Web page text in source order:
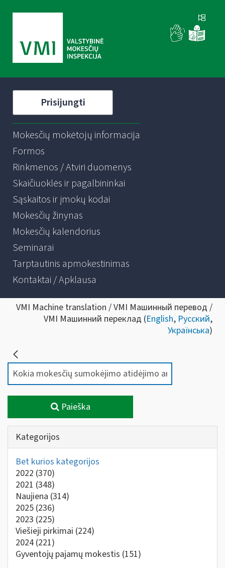
Prisijungti
Mokesčių mokėtojų informacija
Formos
Rinkmenos / Atviri duomenys
Skaičiuoklės ir pagalbininkai
Sąskaitos ir įmokų kodai
Mokesčių žinynas
Mokesčių kalendorius
Seminarai
Tarptautinis apmokestinimas
Kontaktai / Apklausa
VMI Machine translation / VMI Машинный перевод /
VMI Машинний переклад (English, Русский,
Українська)
Paieška
Kategorijos
Bet kurios kategorijos
2022 (370)
2021 (348)
Naujiena (314)
2025 (236)
2023 (225)
Viešieji pirkimai (224)
2024 (221)
Gyventojų pajamų mokestis (151)